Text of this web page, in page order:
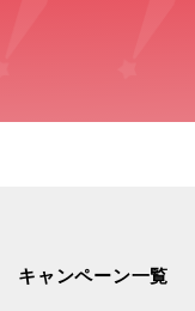
キャンペーン一覧